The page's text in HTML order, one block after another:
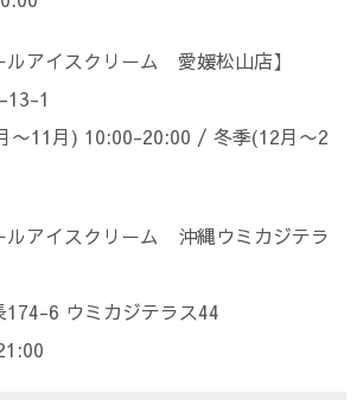
ルアイスクリーム 愛媛松山店】
13-1
〜11月) 10:00-20:00 / 冬季(12月〜2
ルアイスクリーム 沖縄ウミカジテラ
174-6 ウミカジテラス44